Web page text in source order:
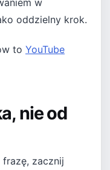
w
oddzielny krok.
to YouTube
nie od
zacznij